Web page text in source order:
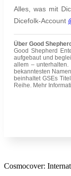
Alles, was mit
Dicefolk-Account
Über Good
Good Shepherd
aufgebaut und
allem –
bekanntesten
beinhaltet GSEs
Reihe. Mehr
Cosmocover: